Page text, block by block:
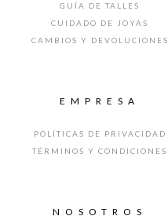
GUÍA DE TALLES
CUIDADO DE JOYAS
CAMBIOS Y DEVOLUCIONES
EMPRESA
POLÍTICAS DE PRIVACIDAD
TÉRMINOS Y CONDICIONES
NOSOTROS